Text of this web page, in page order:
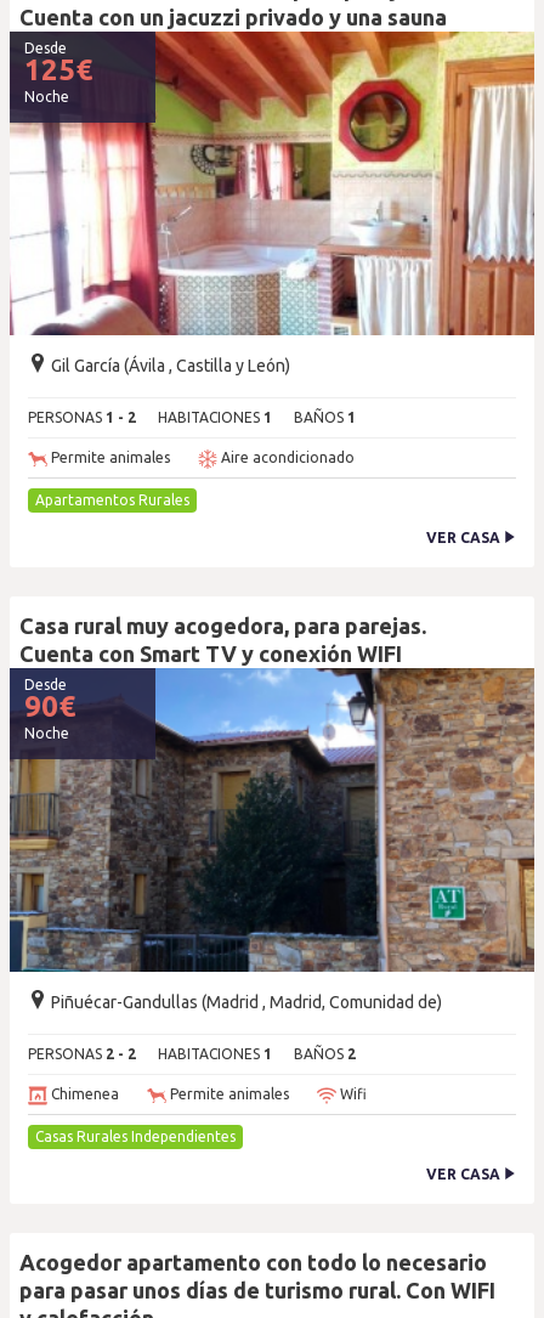
Cuenta con un jacuzzi privado y una sauna
Desde
125€
Noche
Gil García (Ávila , Castilla y León)
PERSONAS 1 - 2 HABITACIONES 1 BAÑOS 1
Permite animales Aire acondicionado
Apartamentos Rurales
VER CASA
Casa rural muy acogedora, para parejas.
Cuenta con Smart TV y conexión WIFI
Desde
90€
Noche
Piñuécar-Gandullas (Madrid , Madrid, Comunidad de)
PERSONAS 2 - 2 HABITACIONES 1 BAÑOS 2
Chimenea Permite animales Wifi
Casas Rurales Independientes
VER CASA
Acogedor apartamento con todo lo necesario
para pasar unos días de turismo rural. Con WIFI